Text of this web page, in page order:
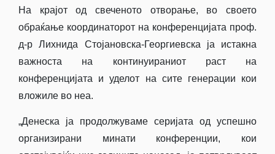
На крајот од свеченото отворање, во своето
обраќање координаторот на конференцијата проф.
д-р Лихнида Стојановска-Георгиевска ја истакна
важноста на континуираниот раст на
конференцијата и уделот на сите генерации кои
вложиле во неа.
„Денеска ја продолжуваме серијата од успешно
организирани минати конференции, кои